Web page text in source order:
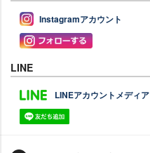
Instagramアカウント
LINE
LINEアカウントメディア